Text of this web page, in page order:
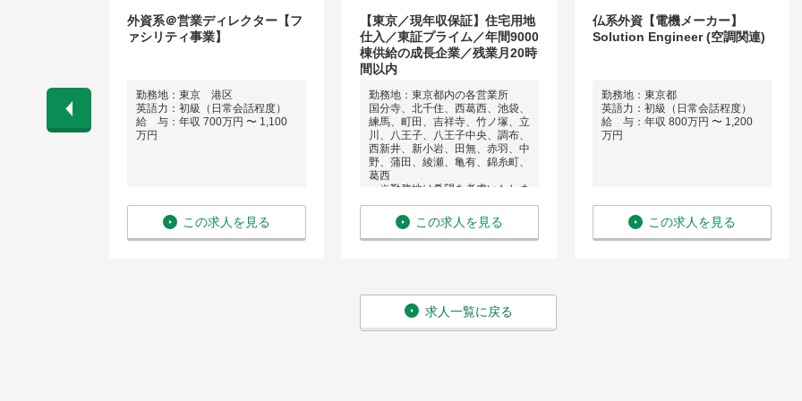
外資系＠営業ディレクター【フ
ァシリティ事業】
勤務地：東京 港区
英語力：初級（日常会話程度）
給 与：年収 700万円 〜 1,100
万円
この求人を見る
【東京／現年収保証】住宅用地
仕入／東証プライム／年間9000
棟供給の成長企業／残業月20時
間以内
勤務地：東京都内の各営業所
国分寺、北千住、西葛西、池袋、
練馬、町田、吉祥寺、竹ノ塚、立
川、八王子、八王子中央、調布、
西新井、新小岩、田無、赤羽、中
野、蒲田、綾瀬、亀有、錦糸町、
葛西
※勤務地は希望を考慮いたしま
す
英語力：不要
給 与：年収 600万円 〜 1,000
万円
この求人を見る
仏系外資【電機メーカー】
Solution Engineer (空調関連)
勤務地：東京都
英語力：初級（日常会話程度）
給 与：年収 800万円 〜 1,200
万円
この求人を見る
求人一覧に戻る